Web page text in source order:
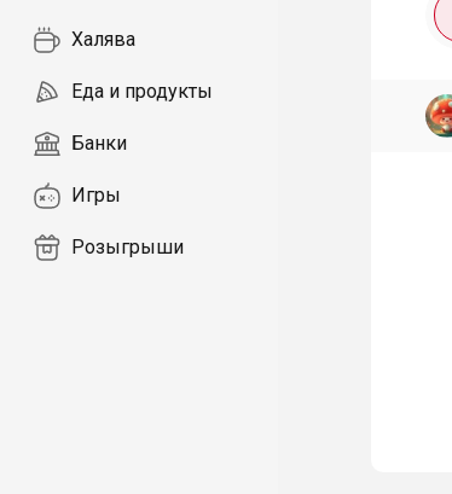
Халява
Еда и продукты
Банки
Игры
Розыгрыши